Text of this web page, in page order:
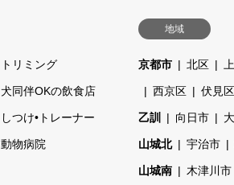
トリミング
犬同伴OKの飲食店
しつけ•トレーナー
動物病院
地域
京都市 北区
西京区 伏見区
乙訓 向日市
山城北 宇治市
山城南 木津川市